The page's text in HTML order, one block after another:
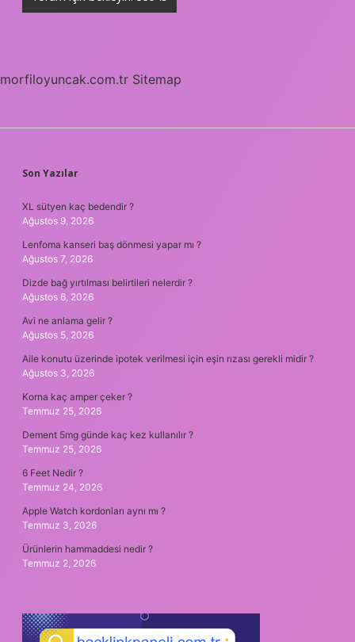
morfiloyuncak.com.tr Sitemap
SIDEBAR
Son Yazılar
XL sütyen kaç bedendir ?
Ağustos 9, 2026
Lenfoma kanseri baş dönmesi yapar mı ?
Ağustos 7, 2026
Dizde bağ yırtılması belirtileri nelerdir ?
Ağustos 6, 2026
Avi ne anlama gelir ?
Ağustos 5, 2026
Aile konutu üzerinde ipotek verilmesi için eşin rızası gerekli midir ?
Ağustos 3, 2026
Korna kaç amper çeker ?
Temmuz 25, 2026
Dement 5mg günde kaç kez kullanılır ?
Temmuz 25, 2026
6 Feet Nedir ?
Temmuz 24, 2026
Apple Watch kordonları aynı mı ?
Temmuz 3, 2026
Ürünlerin hammaddesi nedir ?
Temmuz 2, 2026